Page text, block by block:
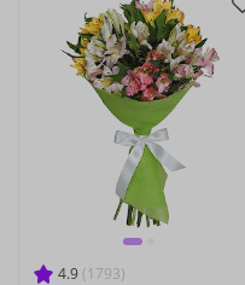
4.9 (1793)